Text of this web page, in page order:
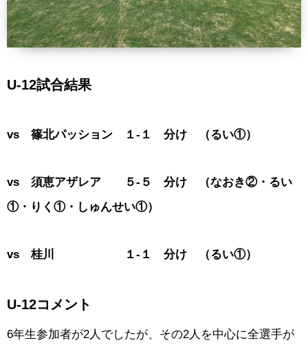
U-12試合結果
vs 篠北パッション １-１ 分け （るい①）
vs 須恵アザレア ５-５ 分け （なおき②・るい
①・りく①・しゅんせい①）
vs 桂川 １-１ 分け （るい①）
U-12コメント
6年生参加者が2人でしたが、その2人を中心に全選手が